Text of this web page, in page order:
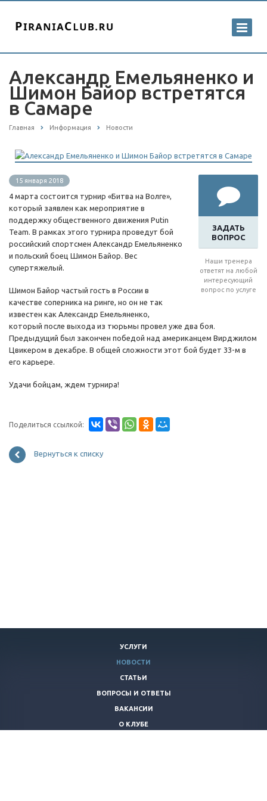
Александр Емельяненко и
Шимон Байор встретятся
в Самаре
Главная Информация Новости
ЗАДАТЬ
ВОПРОС
Наши тренера
ответят на любой
интересующий
вопрос по услуге
15 января 2018
4 марта состоится турнир «Битва на Волге»,
который заявлен как мероприятие в
поддержку общественного движения Putin
Team. В рамках этого турнира проведут бой
российский спортсмен Александр Емельяненко
и польский боец Шимон Байор. Вес
супертяжелый.
Шимон Байор частый гость в России в
качестве соперника на ринге, но он не так
известен как Александр Емельяненко,
который после выхода из тюрьмы провел уже два боя.
Предыдущий был закончен победой над американцем Вирджилом
Цвикером в декабре. В общей сложности этот бой будет 33-м в
его карьере.
Удачи бойцам, ждем турнира!
Поделиться ссылкой:
Вернуться к списку
УСЛУГИ
НОВОСТИ
СТАТЬИ
ВОПРОСЫ И ОТВЕТЫ
ВАКАНСИИ
О КЛУБЕ